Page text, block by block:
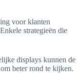
voor klanten
strategieën die
displays kunnen de
beter rond te kijken.